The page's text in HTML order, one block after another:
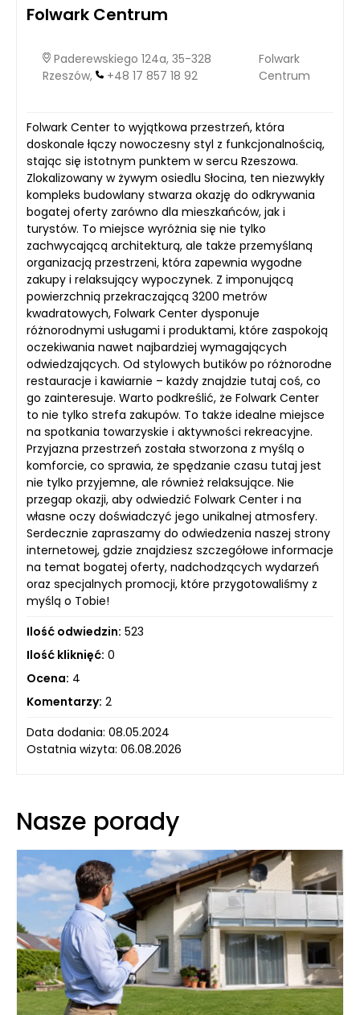
Folwark Centrum
Paderewskiego 124a, 35-328
Rzeszów,
+48 17 857 18 92
Folwark
Centrum
Folwark Center to wyjątkowa przestrzeń, która
doskonale łączy nowoczesny styl z funkcjonalnością,
stając się istotnym punktem w sercu Rzeszowa.
Zlokalizowany w żywym osiedlu Słocina, ten niezwykły
kompleks budowlany stwarza okazję do odkrywania
bogatej oferty zarówno dla mieszkańców, jak i
turystów. To miejsce wyróżnia się nie tylko
zachwycającą architekturą, ale także przemyślaną
organizacją przestrzeni, która zapewnia wygodne
zakupy i relaksujący wypoczynek. Z imponującą
powierzchnią przekraczającą 3200 metrów
kwadratowych, Folwark Center dysponuje
różnorodnymi usługami i produktami, które zaspokoją
oczekiwania nawet najbardziej wymagających
odwiedzających. Od stylowych butików po różnorodne
restauracje i kawiarnie – każdy znajdzie tutaj coś, co
go zainteresuje. Warto podkreślić, że Folwark Center
to nie tylko strefa zakupów. To także idealne miejsce
na spotkania towarzyskie i aktywności rekreacyjne.
Przyjazna przestrzeń została stworzona z myślą o
komforcie, co sprawia, że spędzanie czasu tutaj jest
nie tylko przyjemne, ale również relaksujące. Nie
przegap okazji, aby odwiedzić Folwark Center i na
własne oczy doświadczyć jego unikalnej atmosfery.
Serdecznie zapraszamy do odwiedzenia naszej strony
internetowej, gdzie znajdziesz szczegółowe informacje
na temat bogatej oferty, nadchodzących wydarzeń
oraz specjalnych promocji, które przygotowaliśmy z
myślą o Tobie!
Ilość odwiedzin: 523
Ilość kliknięć: 0
Ocena: 4
Komentarzy: 2
Data dodania: 08.05.2024
Ostatnia wizyta: 06.08.2026
Nasze porady